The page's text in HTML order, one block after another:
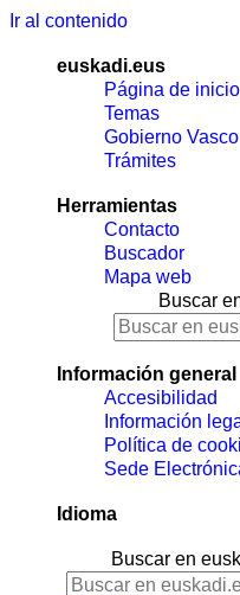
Ir al contenido
euskadi.eus
Página de inicio
Temas
Gobierno Vasco
Trámites
Herramientas
Contacto
Buscador
Mapa web
Buscar
Información general
Accesibilidad
Información
Política de
Sede
Idioma
Buscar en